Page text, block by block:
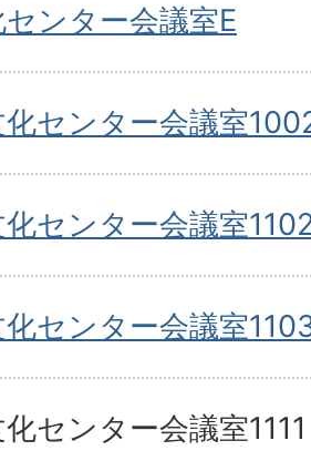
ンター会議室E
化センター会議室
センター会議室
センター会議室
センター会議室1111